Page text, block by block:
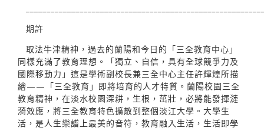
期許
取法牛津精神，過去的蘭陽和今日的「三全教育中心」
同樣充滿了教育理想。「獨立、自信，具有全球競爭力及
國際移動力」這是學術副校長兼三全中心主任許輝煌所描
繪——「三全教育」即將培育的人才特質。蘭陽校園三全
教育精神，在淡水校園深耕，生根，茁壯，必將能發揮漣
漪效應，將三全教育特色擴散到整個淡江大學。大學生
活，是人生樂譜上最美的音符，教育融入生活，生活即學